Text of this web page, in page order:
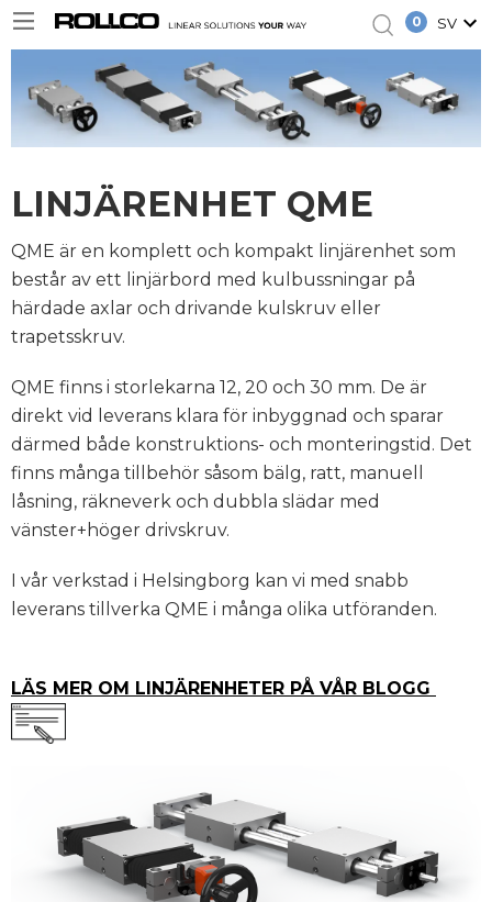
0 SV
LINJÄRENHET QME
QME är en komplett och kompakt linjärenhet som
består av ett linjärbord med kulbussningar på
härdade axlar och drivande kulskruv eller
trapetsskruv.
QME finns i storlekarna 12, 20 och 30 mm. De är
direkt vid leverans klara för inbyggnad och sparar
därmed både konstruktions- och monteringstid. Det
finns många tillbehör såsom bälg, ratt, manuell
låsning, räkneverk och dubbla slädar med
vänster+höger drivskruv.
I vår verkstad i Helsingborg kan vi med snabb
leverans tillverka QME i många olika utföranden.
LÄS MER OM LINJÄRENHETER PÅ VÅR BLOGG